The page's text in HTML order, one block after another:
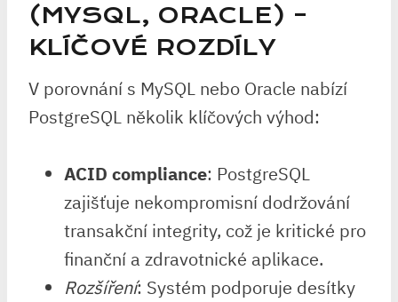
(MYSQL, ORACLE) –
KLÍČOVÉ ROZDÍLY
V porovnání s MySQL nebo Oracle nabízí
PostgreSQL několik klíčových výhod:
ACID compliance: PostgreSQL
zajišťuje nekompromisní dodržování
transakční integrity, což je kritické pro
finanční a zdravotnické aplikace.
Rozšíření: Systém podporuje desítky